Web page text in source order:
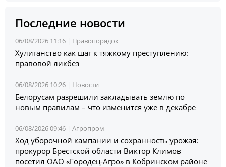
Последние новости
06/08/2026 11:16 | Правопорядок
Хулиганство как шаг к тяжкому преступлению:
правовой ликбез
06/08/2026 10:26 | Новости
Белорусам разрешили закладывать землю по
новым правилам – что изменится уже в декабре
06/08/2026 09:46 | Агропром
Ход уборочной кампании и сохранность урожая:
прокурор Брестской области Виктор Климов
посетил ОАО «Городец-Агро» в Кобринском районе